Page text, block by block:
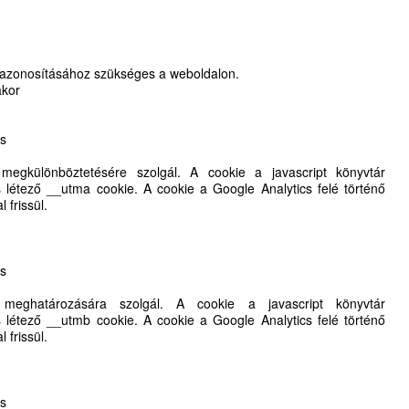
szükséges a weboldalon.
szolgál. A cookie a javascript könyvtár
__utma cookie. A cookie a Google Analytics felé történő
frissül.
szolgál. A cookie a javascript könyvtár
__utmb cookie. A cookie a Google Analytics felé történő
frissül.